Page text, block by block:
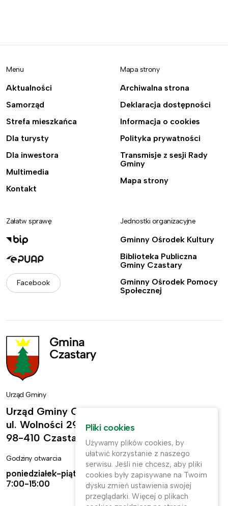
Menu
Aktualności
Samorząd
Strefa mieszkańca
Dla turysty
Dla inwestora
Multimedia
Kontakt
Mapa strony
Archiwalna strona
Deklaracja dostępności
Informacja o cookies
Polityka prywatności
Transmisje z sesji Rady
Gminy
Mapa strony
Załatw sprawę
Facebook
Jednostki organizacyjne
Gminny Ośrodek Kultury
Biblioteka Publiczna
Gminy Czastary
Gminny Ośrodek Pomocy
Społecznej
Urząd Gminy
Urząd Gminy Czastary
ul. Wolności 29,
98-410 Czastary
Godziny otwarcia
poniedziałek-piątek:
7:00-15:00
Kontakt
ug@czastary.pl
(62) 784-31-11
Pliki cookies
Używamy plików cookies, by
ułatwić korzystanie z naszego
serwisu. Jeśli nie chcesz, aby pliki
cookies były zapisywane na Twoim
dysku zmień ustawienia swojej
przeglądarki. Więcej o plikach